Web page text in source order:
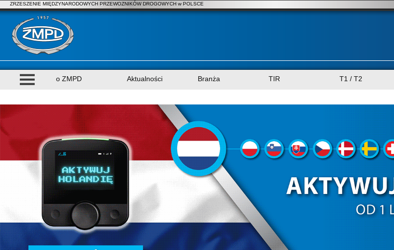
ZRZESZENIE MIĘDZYNARODOWYCH PRZEWOZNIKÓW DROGOWYCH w POLSCE
o ZMPD Aktualności Branża TIR T1 / T2